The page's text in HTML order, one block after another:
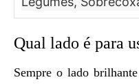
Qual lado é para
Sempre o lado